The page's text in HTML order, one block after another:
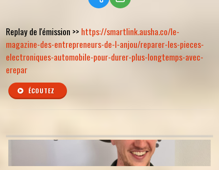
Replay de l'émission >> https://smartlink.ausha.co/le-
magazine-des-entrepreneurs-de-l-anjou/reparer-les-pieces-
electroniques-automobile-pour-durer-plus-longtemps-avec-
erepar
ÉCOUTEZ